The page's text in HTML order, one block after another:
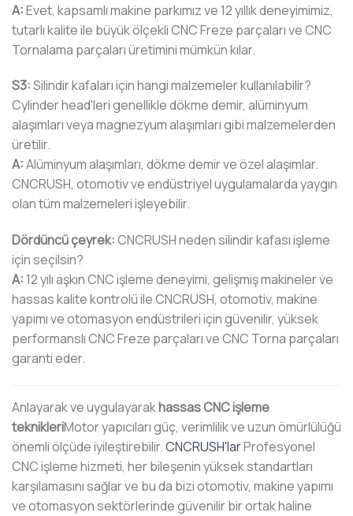
A:Evet, kapsamlı makine parkımız ve 12 yıllık deneyimimiz,
tutarlı kalite ile büyük ölçekli CNC Freze parçaları ve CNC
Tornalama parçaları üretimini mümkün kılar.
S3:Silindir kafaları için hangi malzemeler kullanılabilir?
Cylinder head'leri genellikle dökme demir, alüminyum
alaşımları veya magnezyum alaşımları gibi malzemelerden
üretilir.
A:Alüminyum alaşımları, dökme demir ve özel alaşımlar.
CNCRUSH, otomotiv ve endüstriyel uygulamalarda yaygın
olan tüm malzemeleri işleyebilir.
Dördüncü çeyrek:CNCRUSH neden silindir kafası işleme
için seçilsin?
A: 12 yılı aşkın CNC işleme deneyimi, gelişmiş makineler ve
hassas kalite kontrolü ile CNCRUSH, otomotiv, makine
yapımı ve otomasyon endüstrileri için güvenilir, yüksek
performanslı CNC Freze parçaları ve CNC Torna parçaları
garanti eder.
Anlayarak ve uygulayarakhassas CNC işleme
teknikleriMotor yapıcıları güç, verimlilik ve uzun ömürlülüğü
önemli ölçüde iyileştirebilir.CNCRUSH'larProfesyonel
CNC işleme hizmeti, her bileşenin yüksek standartları
karşılamasını sağlar ve bu da bizi otomotiv, makine yapımı
ve otomasyon sektörlerinde güvenilir bir ortak haline